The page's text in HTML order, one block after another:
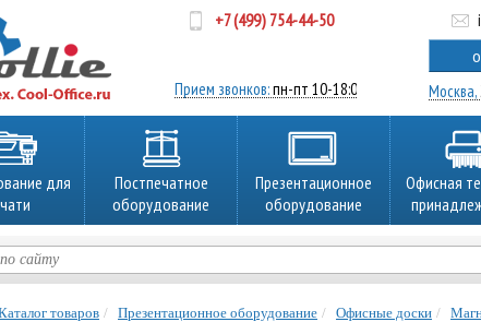
+7 (499) 754-44-50
Прием звонков:пн-пт 10-18:00 Москва,
для
Постпечатное
оборудование
Презентационное
оборудование
Офисная
товаров Презентационное оборудование Офисные доски